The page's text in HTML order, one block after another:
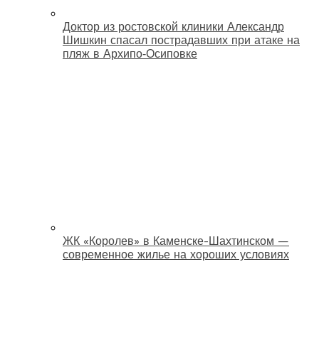
Доктор из ростовской клиники Александр
Шишкин спасал пострадавших при атаке на
пляж в Архипо‑Осиповке
ЖК «Королев» в Каменске-Шахтинском —
современное жилье на хороших условиях